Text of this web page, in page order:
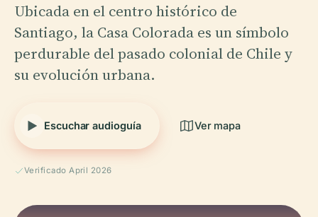
Ubicada en el centro histórico de
Santiago, la Casa Colorada es un símbolo
perdurable del pasado colonial de Chile y
su evolución urbana.
Escuchar audioguía Ver mapa
Verificado April 2026